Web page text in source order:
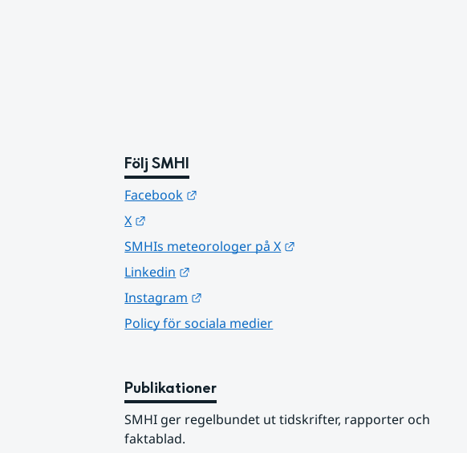
Följ SMHI
Facebook
X
SMHIs meteorologer på X
Linkedin
Instagram
Policy för sociala medier
Publikationer
SMHI ger regelbundet ut tidskrifter, rapporter och
faktablad.